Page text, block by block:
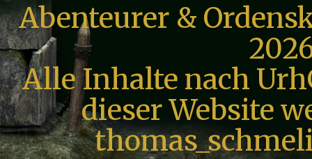
Abenteurer &
Alle Inhalte nach
dieser Website